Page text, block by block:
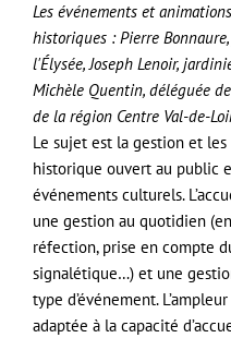
Les événements et
historiques : Pierre
l'Élysée, Joseph Lenoir,
Michèle Quentin, déléguée
de la région Centre Val-de-
Le sujet est la gestion et
historique ouvert au public
événements culturels.
une gestion au quotidien
réfection, prise en compte
signalétique…) et une
type d’événement.
adaptée à la capacité